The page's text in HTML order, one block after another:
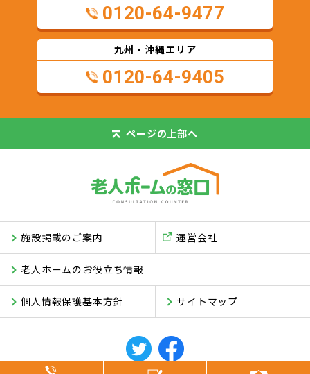
0120-64-9477
九州・沖縄エリア
0120-64-9405
ページの 上部へ
施設掲載のご案内
老人ホームのお役立ち情報
サイトマップ
運営会社
個人情報保護基本方針